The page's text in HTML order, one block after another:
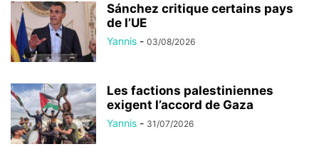
Sánchez critique certains pays
de l’UE
Yannis - 03/08/2026
Les factions palestiniennes
exigent l’accord de Gaza
Yannis - 31/07/2026